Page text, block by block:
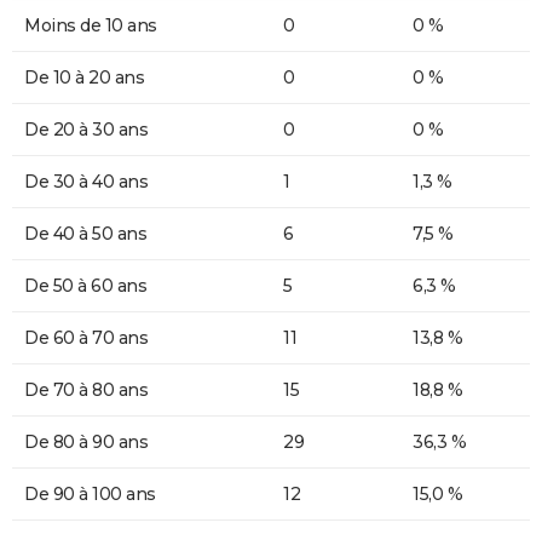
Moins de 10 ans 0 0 %
De 10 à 20 ans 0 0 %
De 20 à 30 ans 0 0 %
De 30 à 40 ans 1 1,3 %
De 40 à 50 ans 6 7,5 %
De 50 à 60 ans 5 6,3 %
De 60 à 70 ans 11 13,8 %
De 70 à 80 ans 15 18,8 %
De 80 à 90 ans 29 36,3 %
De 90 à 100 ans 12 15,0 %